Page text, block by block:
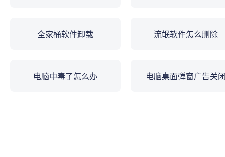
全家桶软件卸载 流氓软件怎么删除
电脑中毒了怎么办 电脑桌面弹窗广告关